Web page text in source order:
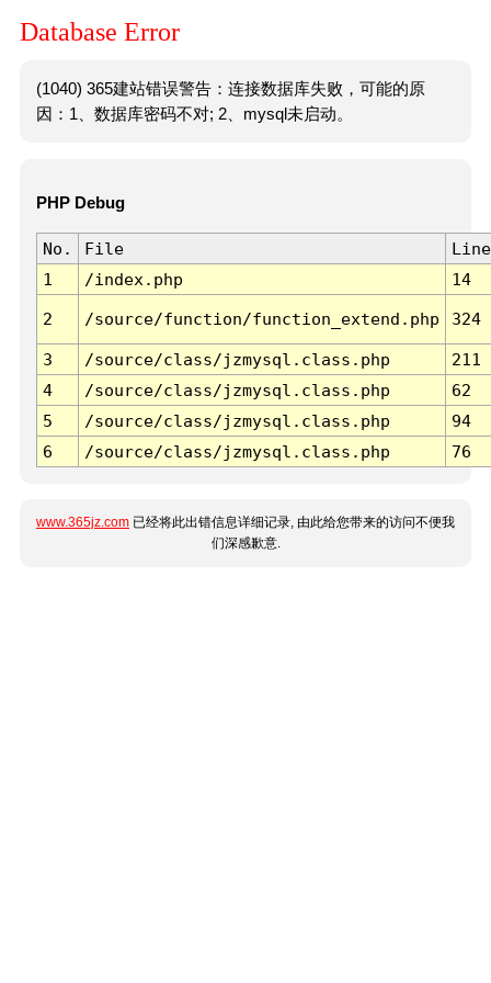
Database Error
(1040) 365建站错误警告：连接数据库失败，可能的原
因：1、数据库密码不对; 2、mysql未启动。
PHP Debug
No. File
Line
1
/index.php 14
2 /source/function/function_extend.php 324
3 /source/class/jzmysql.class.php
211
4
/source/class/jzmysql.class.php
62
5
/source/class/jzmysql.class.php
94
6
/source/class/jzmysql.class.php 76
www.365jz.com 已经将此出错信息详细记录, 由此给您带来的访问不便我
们深感歉意.